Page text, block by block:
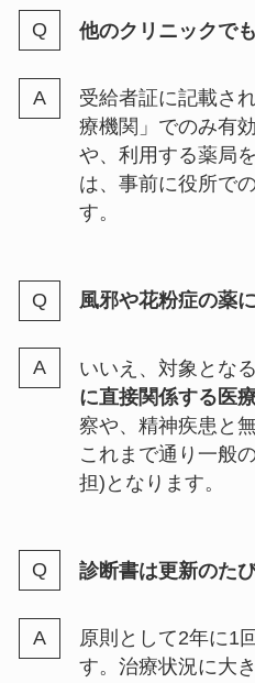
他のクリニックで
受給者証に記載さ
療機関」でのみ有
や、利用する薬局
は、事前に役所で
す。
風邪や花粉症の薬
いいえ、対象とな
に直接関係する医
察や、精神疾患と
これまで通り一般
担)となります。
診断書は更新のた
原則として2年に1
す。治療状況に大